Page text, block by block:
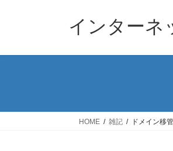
インターネ
HOME 雑記 ドメイン移